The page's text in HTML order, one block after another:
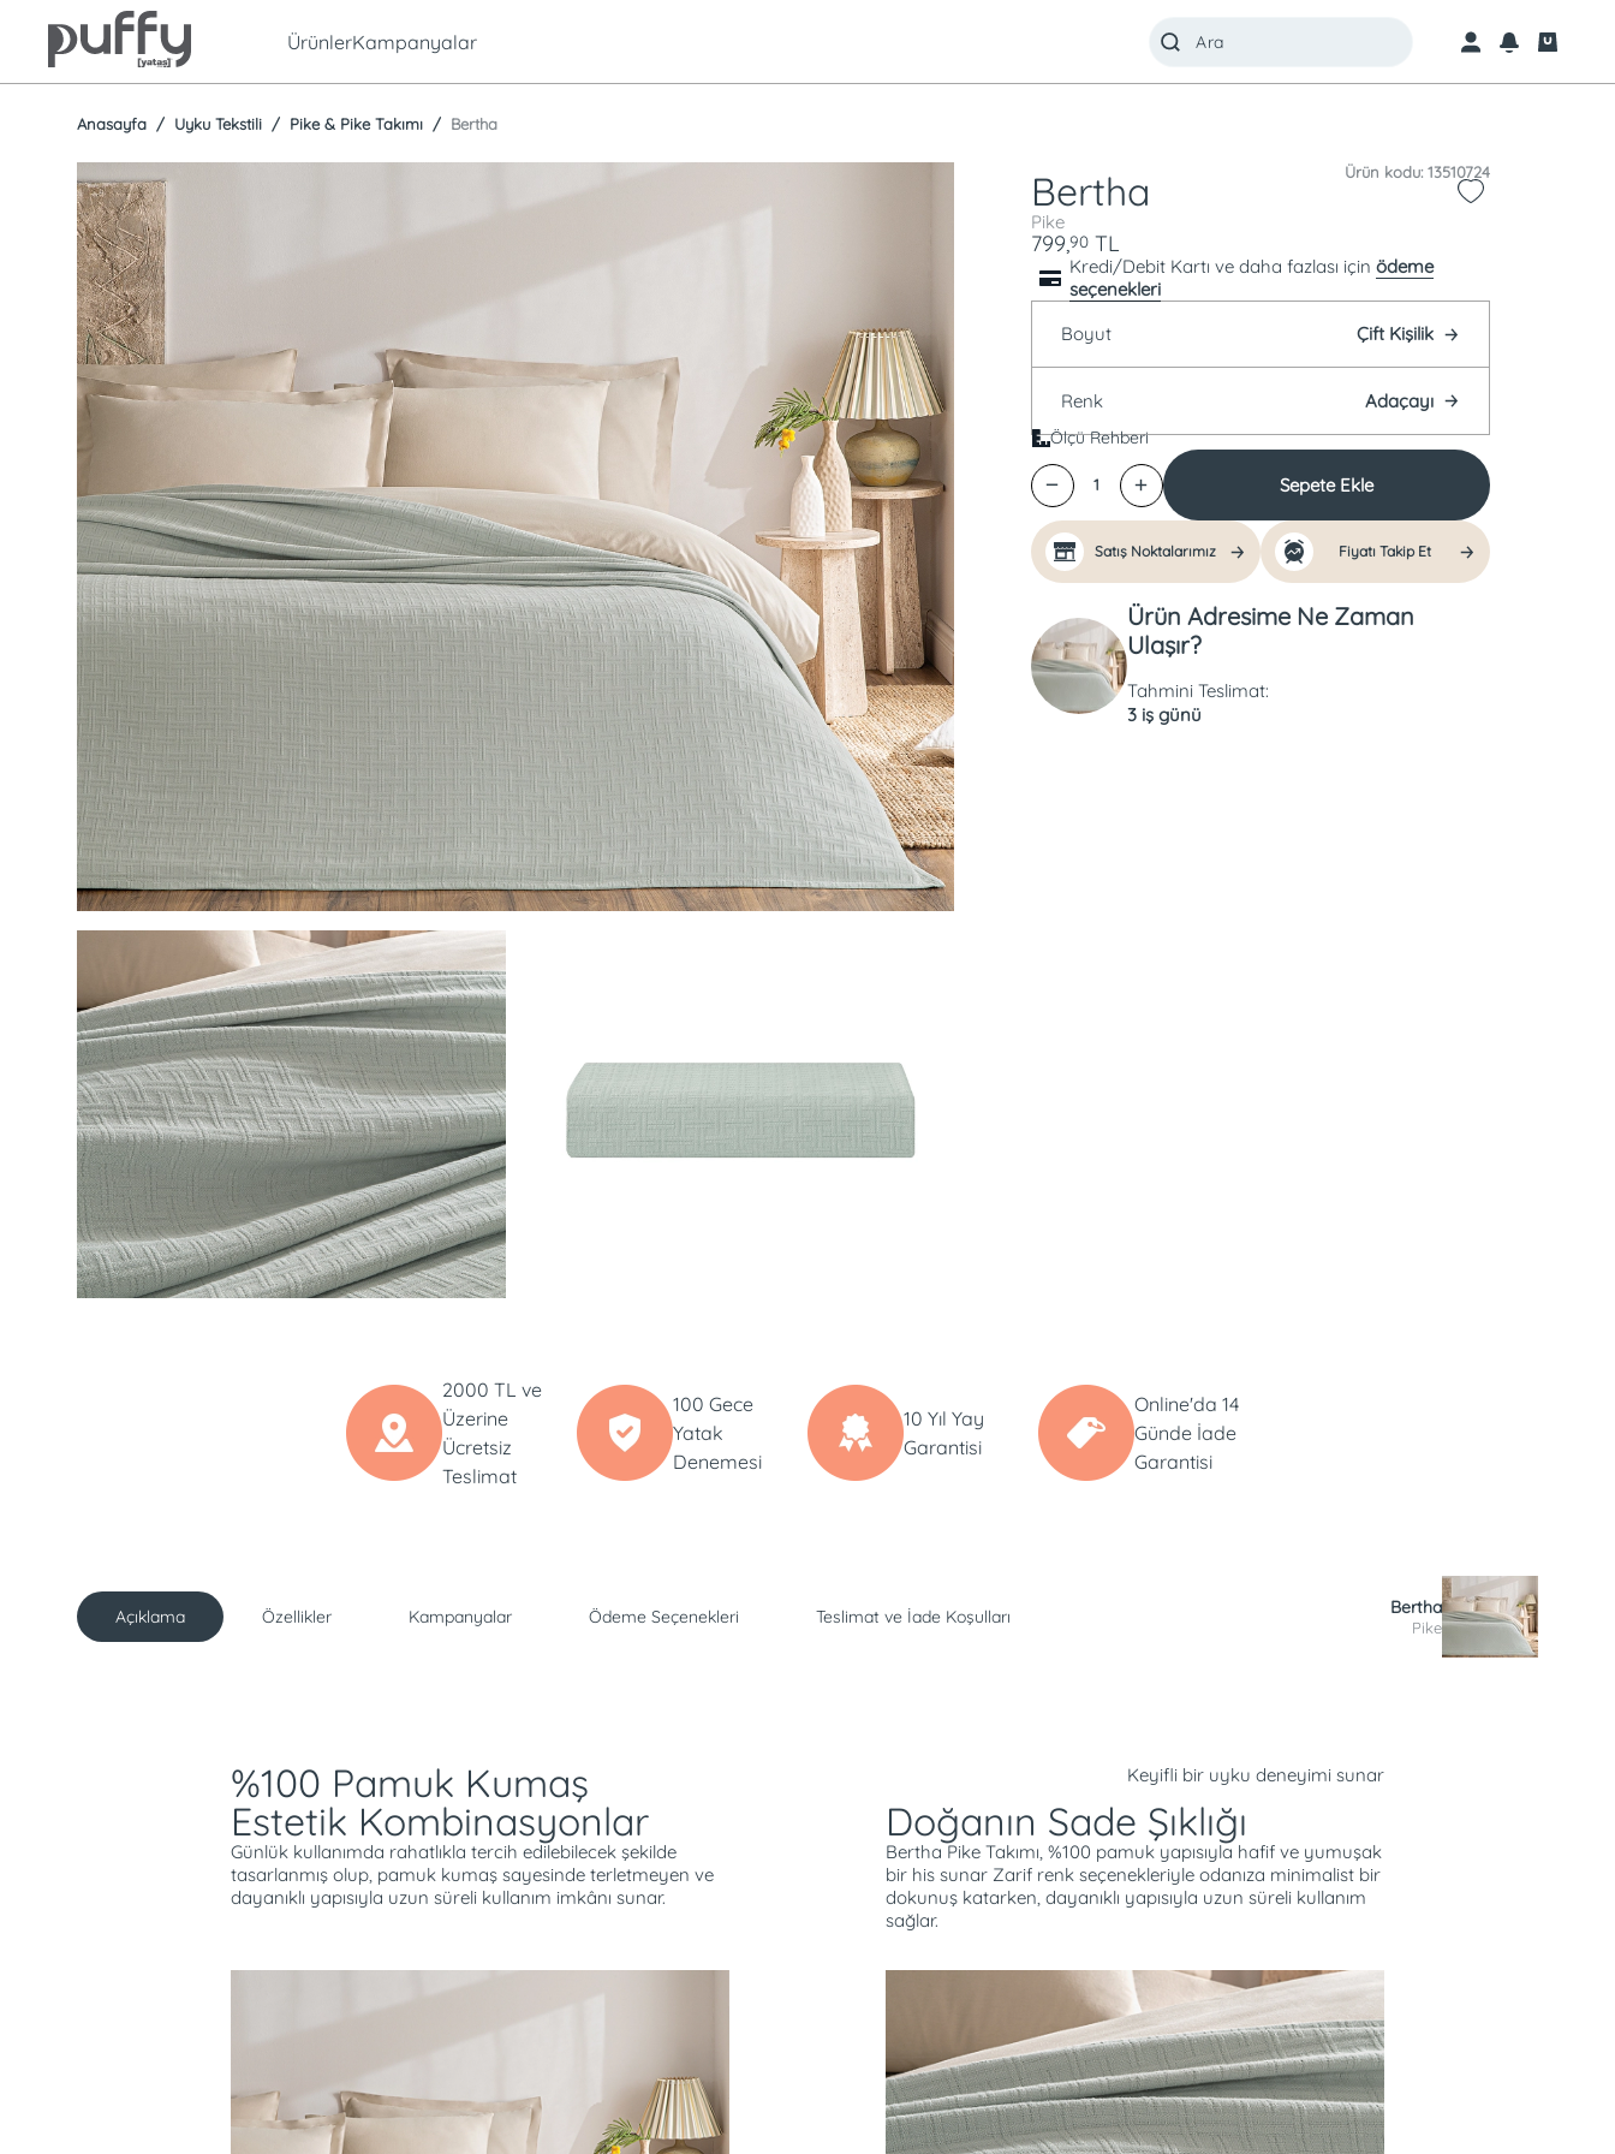
ÜrünlerKampanyalar
Anasayfa Uyku Tekstili Pike & Pike Takımı Bertha
Ürün kodu: 13510724
Bertha
Pike
799,90 TL
Kredi/Debit Kartı ve daha fazlası için ödeme
seçenekleri
Boyut
Çift Kişilik
Renk Adaçayı
Ölçü Rehberi
1 Sepete Ekle
Satış Noktalarımız Fiyatı Takip Et
Ürün Adresime Ne Zaman
Ulaşır?
Tahmini Teslimat:
3 iş günü
2000 TL ve
Üzerine
Ücretsiz
Teslimat
100 Gece
Yatak
Denemesi
10 Yıl Yay
Garantisi
Online'da 14
Günde İade
Garantisi
Açıklama Özellikler Kampanyalar Ödeme Seçenekleri Teslimat ve İade Koşulları Bertha
Pike
%100 Pamuk Kumaş Keyifli bir uyku deneyimi sunar
Estetik Kombinasyonlar
Günlük kullanımda rahatlıkla tercih edilebilecek şekilde
tasarlanmış olup, pamuk kumaş sayesinde terletmeyen ve
dayanıklı yapısıyla uzun süreli kullanım imkânı sunar.
Doğanın Sade Şıklığı
Bertha Pike Takımı, %100 pamuk yapısıyla hafif ve yumuşak
bir his sunar Zarif renk seçenekleriyle odanıza minimalist bir
dokunuş katarken, dayanıklı yapısıyla uzun süreli kullanım
sağlar.